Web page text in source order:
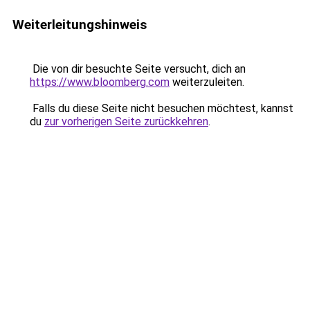
Weiterleitungshinweis
Die von dir besuchte Seite versucht, dich an
https://www.bloomberg.com weiterzuleiten.
Falls du diese Seite nicht besuchen möchtest, kannst
du zur vorherigen Seite zurückkehren.